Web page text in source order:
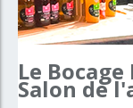
Le Bocage
Salon de